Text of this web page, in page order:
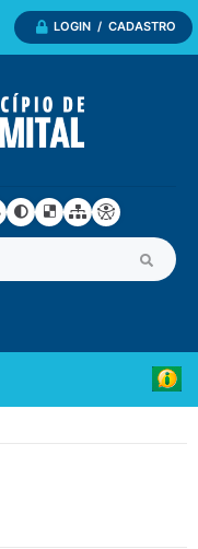
LOGIN / CADASTRO